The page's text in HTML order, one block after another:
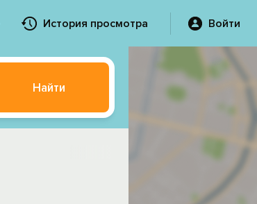
История просмотра Войти
Найти